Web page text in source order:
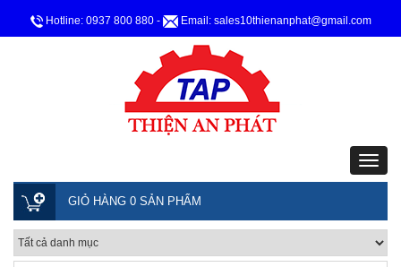
Hotline: 0937 800 880 - Email: sales10thienanphat@gmail.com
GIỎ HÀNG 0 SẢN PHẨM